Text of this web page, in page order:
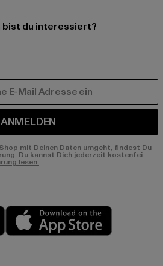
bist du interessiert?
ANMELDEN
mit Deinen Daten umgeht, findest Du
Du kannst Dich jederzeit kostenfei
lesen.
Play market